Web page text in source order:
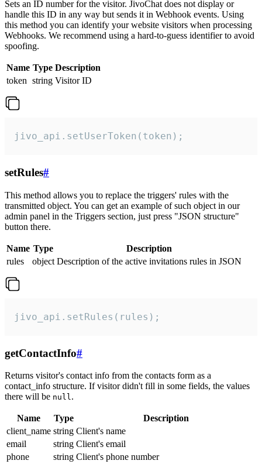
Sets an ID number for the visitor. JivoChat does not display or
handle this ID in any way but sends it in Webhook events. Using
this method you can identify your website visitors when processing
Webhooks. We recommend using a hard-to-guess identifier to avoid
spoofing.
Name Type Description
token string Visitor ID
jivo_api.setUserToken(token);
setRules#
This method allows you to replace the triggers' rules with the
transmitted object. You can get an example of such object in our
admin panel in the Triggers section, just press "JSON structure"
button there.
Name Type
Description
rules
object Description of the active invitations rules in JSON
jivo_api.setRules(rules);
getContactInfo#
Returns visitor's contact info from the contacts form as a
contact_info structure. If visitor didn't fill in some fields, the values
there will be null.
Name Type
Description
client_name string Client's name
email
string Client's email
phone
string Client's phone number